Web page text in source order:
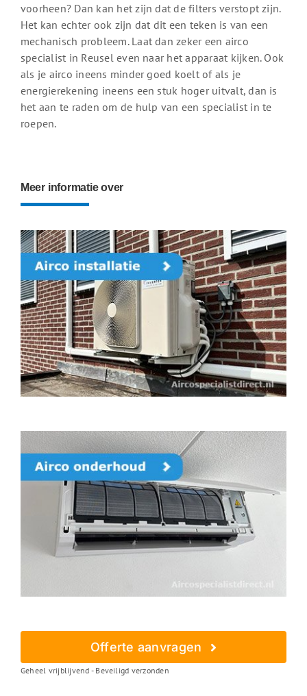
voorheen? Dan kan het zijn dat de filters verstopt zijn.
Het kan echter ook zijn dat dit een teken is van een
mechanisch probleem. Laat dan zeker een airco
specialist in Reusel even naar het apparaat kijken. Ook
als je airco ineens minder goed koelt of als je
energierekening ineens een stuk hoger uitvalt, dan is
het aan te raden om de hulp van een specialist in te
roepen.
Meer informatie over
Offerte aanvragen
Geheel vrijblijvend - Beveiligd verzonden